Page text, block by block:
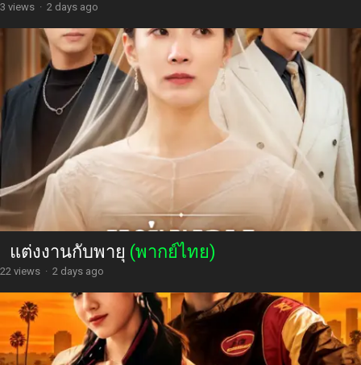
3 views · 2 days ago
แต่งงานกับพายุ (พากย์ไทย)
22 views · 2 days ago